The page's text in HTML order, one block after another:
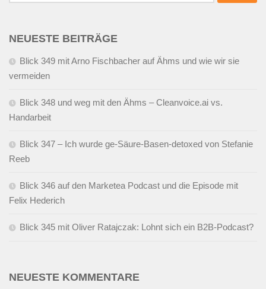
NEUESTE BEITRÄGE
Blick 349 mit Arno Fischbacher auf Ähms und wie wir sie
vermeiden
Blick 348 und weg mit den Ähms – Cleanvoice.ai vs.
Handarbeit
Blick 347 – Ich wurde ge-Säure-Basen-detoxed von Stefanie
Reeb
Blick 346 auf den Marketea Podcast und die Episode mit
Felix Hederich
Blick 345 mit Oliver Ratajczak: Lohnt sich ein B2B-Podcast?
NEUESTE KOMMENTARE